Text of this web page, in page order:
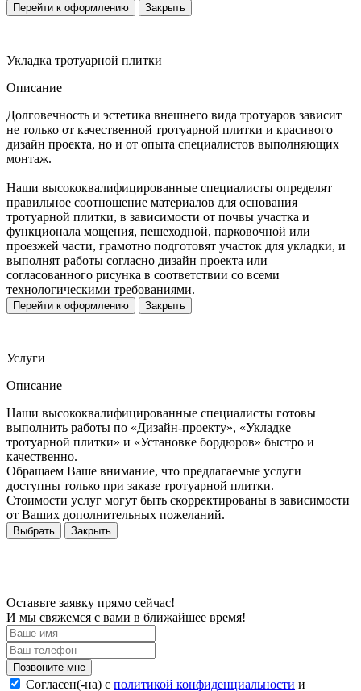
Перейти к оформлению Закрыть
Укладка тротуарной плитки
Описание
Долговечность и эстетика внешнего вида тротуаров зависит
не только от качественной тротуарной плитки и красивого
дизайн проекта, но и от опыта специалистов выполняющих
монтаж.
Наши высококвалифицированные специалисты определят
правильное соотношение материалов для основания
тротуарной плитки, в зависимости от почвы участка и
функционала мощения, пешеходной, парковочной или
проезжей части, грамотно подготовят участок для укладки, и
выполнят работы согласно дизайн проекта или
согласованного рисунка в соответствии со всеми
технологическими требованиями.
Перейти к оформлению Закрыть
Услуги
Описание
Наши высококвалифицированные специалисты готовы
выполнить работы по «Дизайн-проекту», «Укладке
тротуарной плитки» и «Установке бордюров» быстро и
качественно.
Обращаем Ваше внимание, что предлагаемые услуги
доступны только при заказе тротуарной плитки.
Стоимости услуг могут быть скорректированы в зависимости
от Ваших дополнительных пожеланий.
Выбрать Закрыть
Оставьте заявку прямо сейчас!
И мы свяжемся с вами в ближайшее время!
Согласен(-на) c политикой конфиденциальности и